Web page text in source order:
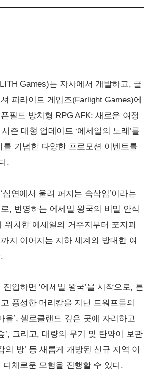
Games)는 자사에서 개발하고, 글
파라이트 게임즈(Farlight Games)에
필드 방치형 RPG AFK: 새로운 여정
즌 대형 업데이트 ‘에세일의 노래’를
를 기념한 다양한 프로모션 이벤트를
.
심연에서 울려 퍼지는 속삭임’이라는
, 번영하는 에세일 왕국의 비밀 안식
위치한 에세일의 거주지부터 포지피
지 이어지는 지하 세계의 방대한 여
입하면 ‘에세일 왕국’을 시작으로, 튼
풍성한 머리칼을 지닌 드워프들의
을’, 셀로클랜드 깊은 곳에 자리하고
’, 그리고, 대량의 무기 및 탄약이 보관
의 방’ 등 새롭게 개방된 신규 지역 이
다채로운 모험을 진행할 수 있다.